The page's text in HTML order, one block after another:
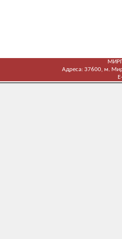
Адреса: 37600, м.